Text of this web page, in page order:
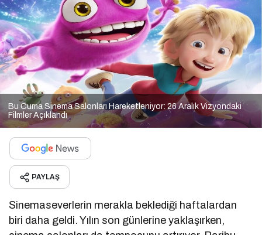
Bu Cuma Sinema Salonları Hareketleniyor: 26 Aralık Vizyondaki
Filmler Açıklandı
PAYLAŞ
Sinemaseverlerin merakla beklediği haftalardan
biri daha geldi. Yılın son günlerine yaklaşırken,